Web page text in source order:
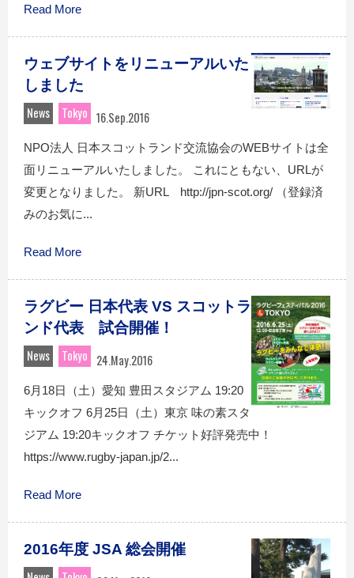
Read More
ウェブサイトをリニューアルいた
しました
News
Tokyo 16.Sep.2016
NPO法人 日本スコットランド交流協会のWEBサイトは全
面リニューアルいたしました。 これにともない、URLが
変更となりました。 新URL http://jpn-scot.org/ （登録済
みのお気に...
Read More
ラグビー 日本代表 VS スコットラ
ンド代表 試合開催！
News
Tokyo 24.May.2016
6月18日（土）愛知 豊田スタジアム 19:20
キックオフ 6月25日（土）東京 味の素スタ
ジアム 19:20キックオフ チケット好評発売中！
https://www.rugby-japan.jp/2...
Read More
2016年度 JSA 総会開催